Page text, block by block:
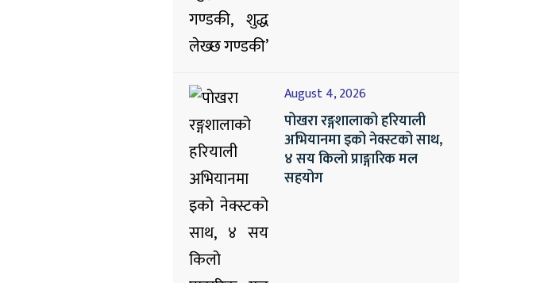
August 4, 2026
पोखरा रङ्गशालाको हरियाली
अभियानमा इको नेक्स्टको साथ,
४ सय किलो प्राङ्गारिक मल
सहयोग